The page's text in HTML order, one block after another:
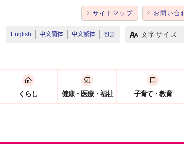
サイトマップ お問い合
English 中文簡体 中文繁体 한글 文字サイズ
くらし 健康・医療・福祉 子育て・教育